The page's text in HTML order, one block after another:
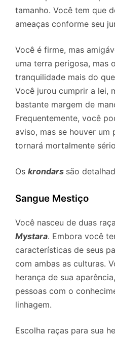
tamanho. Você tem que
ameaças conforme seu
Você é firme, mas
uma terra perigosa, mas
tranquilidade mais do
Você jurou cumprir a lei,
bastante margem de
Frequentemente, você
aviso, mas se houver
tornará mortalmente
Os krondars são
Sangue Mestiço
Você nasceu de duas
Mystara. Embora você
características de seus
com ambas as culturas.
herança de sua
pessoas com o
linhagem.
Escolha raças para sua